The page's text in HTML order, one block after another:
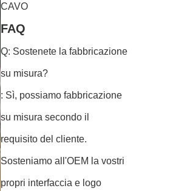
CAVO
FAQ
Q: Sostenete la fabbricazione
su misura?
: Sì, possiamo fabbricazione
su misura secondo il
requisito del cliente.
Sosteniamo all'OEM la vostri
propri interfaccia e logo